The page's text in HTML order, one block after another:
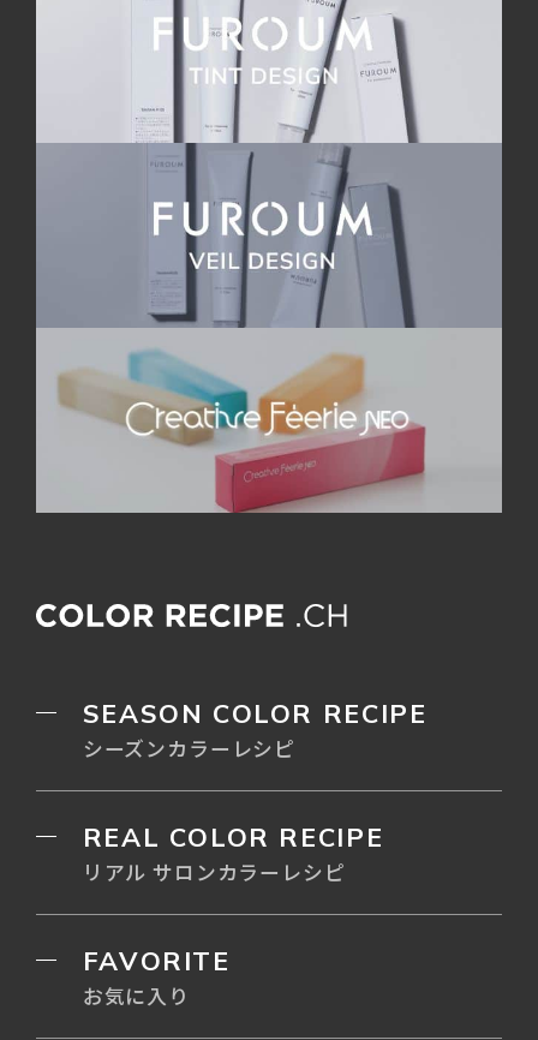
SEASON COLOR RECIPE
シーズンカラーレシピ
REAL COLOR RECIPE
リアル サロンカラーレシピ
FAVORITE
お気に入り